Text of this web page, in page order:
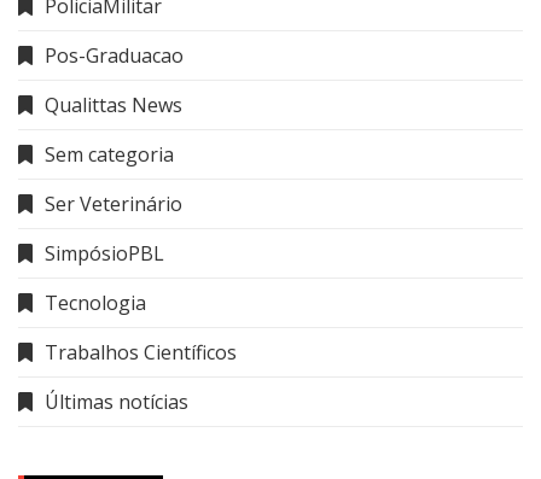
PoliciaMilitar
Pos-Graduacao
Qualittas News
Sem categoria
Ser Veterinário
SimpósioPBL
Tecnologia
Trabalhos Científicos
Últimas notícias